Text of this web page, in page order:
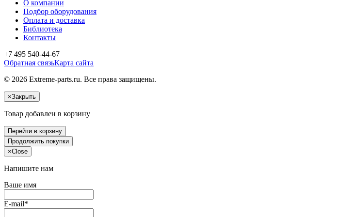
О компании
Подбор оборудования
Оплата и доставка
Библиотека
Контакты
+7 495 540-44-67
Обратная связьКарта сайта
© 2026 Extreme-parts.ru. Все права защищены.
×Закрыть
Товар добавлен в корзину
Перейти в корзину
Продолжить покупки
×Close
Напишите нам
Ваше имя
E-mail*